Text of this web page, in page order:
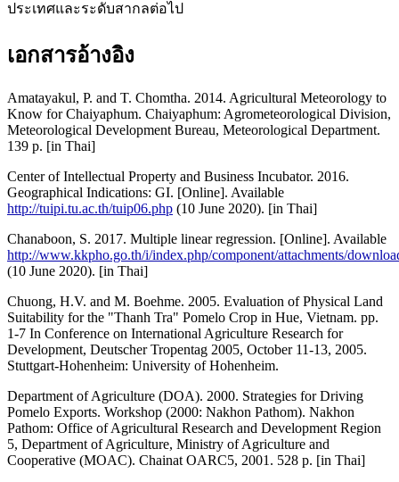
ประเทศและระดับสากลต่อไป
เอกสารอ้างอิง
Amatayakul, P. and T. Chomtha. 2014. Agricultural Meteorology to
Know for Chaiyaphum. Chaiyaphum: Agrometeorological Division,
Meteorological Development Bureau, Meteorological Department.
139 p. [in Thai]
Center of Intellectual Property and Business Incubator. 2016.
Geographical Indications: GI. [Online]. Available
http://tuipi.tu.ac.th/tuip06.php (10 June 2020). [in Thai]
Chanaboon, S. 2017. Multiple linear regression. [Online]. Available
http://www.kkpho.go.th/i/index.php/component/attachments/
(10 June 2020). [in Thai]
Chuong, H.V. and M. Boehme. 2005. Evaluation of Physical Land
Suitability for the "Thanh Tra" Pomelo Crop in Hue, Vietnam. pp.
1-7 In Conference on International Agriculture Research for
Development, Deutscher Tropentag 2005, October 11-13, 2005.
Stuttgart-Hohenheim: University of Hohenheim.
Department of Agriculture (DOA). 2000. Strategies for Driving
Pomelo Exports. Workshop (2000: Nakhon Pathom). Nakhon
Pathom: Office of Agricultural Research and Development Region
5, Department of Agriculture, Ministry of Agriculture and
Cooperative (MOAC). Chainat OARC5, 2001. 528 p. [in Thai]